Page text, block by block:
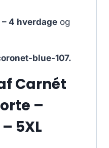
– 4 hverdage og
blue-107.
Carnét
–
5XL